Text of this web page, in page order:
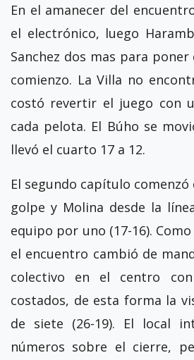
En el amanecer del
el electrónico, luego
Sanchez dos mas para
comienzo. La Villa no
costó revertir el juego con
cada pelota. El Búho se
llevó el cuarto 17 a 12.
El segundo capítulo comenzó
golpe y Molina desde la
equipo por uno (17-16).
el encuentro cambió de
colectivo en el centro
costados, de esta forma la
de siete (26-19). El local
números sobre el cierre,